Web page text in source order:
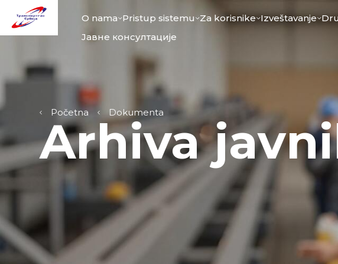
O nama Pristup sistemu Za korisnike Izveštavanje
Јавне консултације
Početna Dokumenta
Arhiva